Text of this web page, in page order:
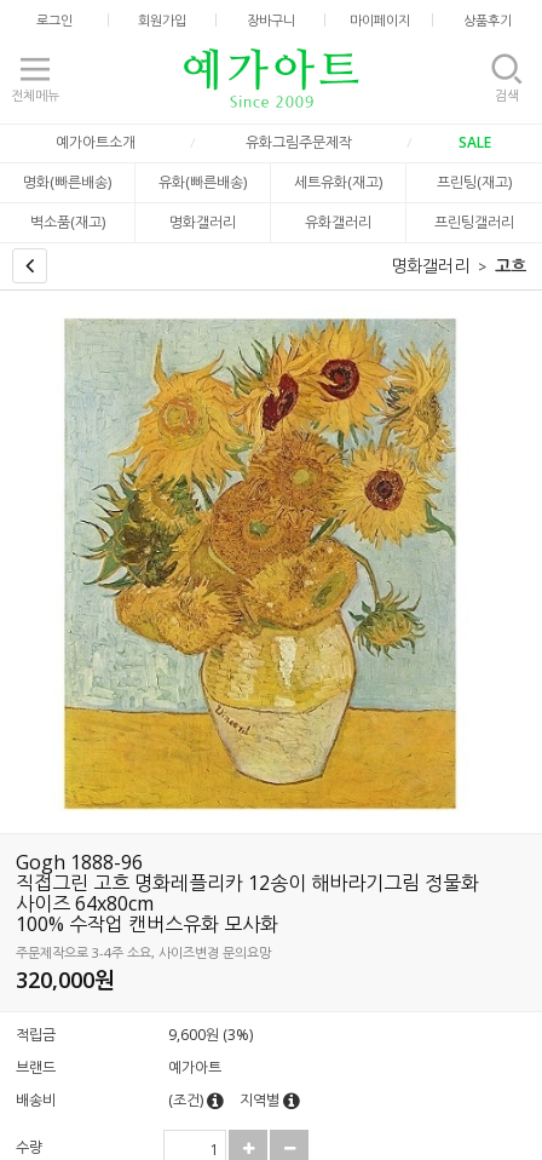
로그인 회원가입 장바구니 마이페이지 상품후기
전체메뉴 검색
예가아트소개 유화그림주문제작
SALE
명화(빠른배송)
유화(빠른배송) 세트유화(재고)
프린팅(재고)
벽소품(재고)
명화갤러리 유화갤러리 프린팅갤러리
명화갤러리 고흐
Gogh 1888-96
직접그린 고흐 명화레플리카 12송이 해바라기그림 정물화
사이즈 64x80cm
100% 수작업 캔버스유화 모사화
주문제작으로 3-4주 소요, 사이즈변경 문의요망
320,000원
적립금
9,600원 (3%)
브랜드
예가아트
배송비
(조건) 지역별
수량